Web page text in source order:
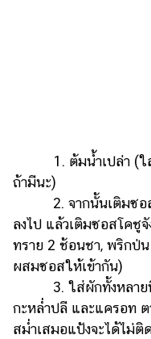
1. ต้มน้ำเปล่า (ใส่ป
ถ้ามีนะ)
2. จากนั้นเติมซอสถั่
ลงไป แล้วเติมซอสโคชู
ทราย 2 ช้อนชา, พริกป่
ผสมซอสให้เข้ากัน)
3. ใส่ผักทั้งหลายที่
กะหล่ำปลี และแครอท
สม่ำเสมอแป้งจะได้ไม่